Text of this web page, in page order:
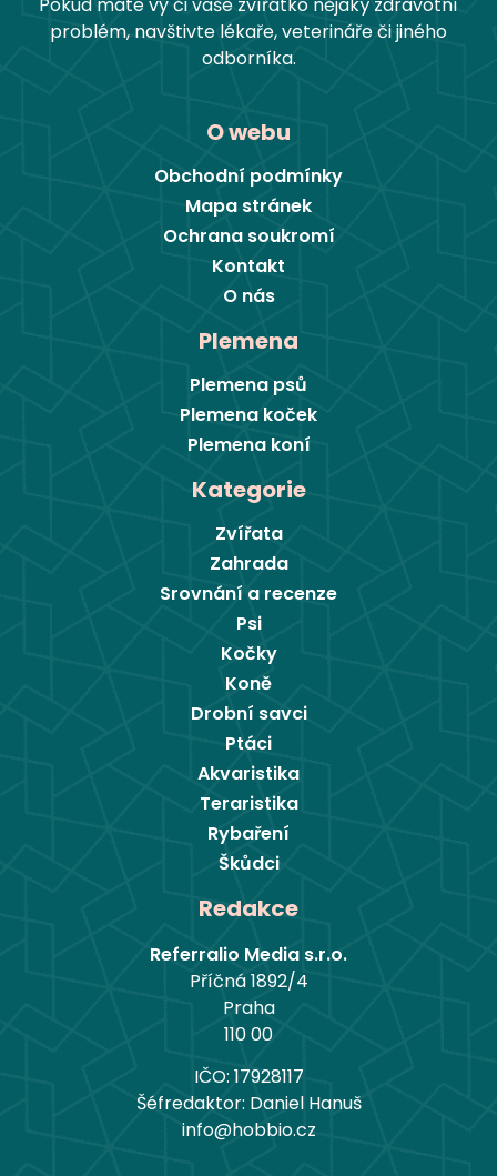
problém, navštivte lékaře, veterináře či jiného
odborníka.
O webu
Obchodní podmínky
Mapa stránek
Ochrana soukromí
Kontakt
O nás
Plemena
Plemena psů
Plemena koček
Plemena koní
Kategorie
Zvířata
Zahrada
Srovnání a recenze
Psi
Kočky
Koně
Drobní savci
Ptáci
Akvaristika
Teraristika
Rybaření
Škůdci
Redakce
Referralio Media s.r.o.
Příčná 1892/4
Praha
110 00
IČO: 17928117
Šéfredaktor: Daniel Hanuš
info@hobbio.cz